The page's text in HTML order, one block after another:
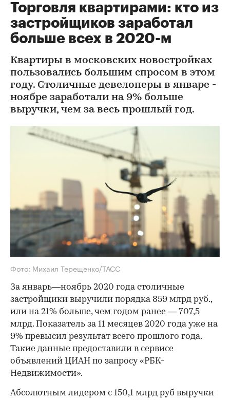
Торговля квартирами: кто из
застройщиков заработал
больше всех в 2020-м
Квартиры в московских новостройках
пользовались большим спросом в этом
году. Столичные девелоперы в январе -
ноябре заработали на 9% больше
выручки, чем за весь прошлый год.
Фото: Михаил Терещенко/ТАСС
За январь—ноябрь 2020 года столичные
застройщики выручили порядка 859 млрд руб.,
или на 21% больше, чем годом ранее — 707,5
млрд. Показатель за 11 месяцев 2020 года уже на
9% превысил результат всего прошлого года.
Такие данные предоставили в сервисе
объявлений ЦИАН по запросу «РБК-
Недвижимости».
Абсолютным лидером с 150,1 млрд руб выручки